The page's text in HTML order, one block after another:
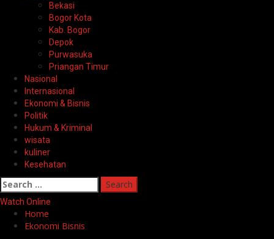
Bekasi
Bogor Kota
Kab. Bogor
Depok
Purwasuka
Priangan Timur
Nasional
Internasional
Ekonomi & Bisnis
Politik
Hukum & Kriminal
wisata
kuliner
Kesehatan
Search
for:
Watch Online
Home
Ekonomi Bisnis